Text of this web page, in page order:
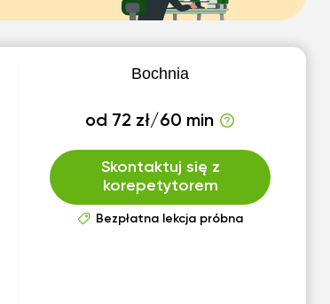
Bochnia
od 72 zł/60 min
Skontaktuj się z
korepetytorem
Bezpłatna lekcja próbna